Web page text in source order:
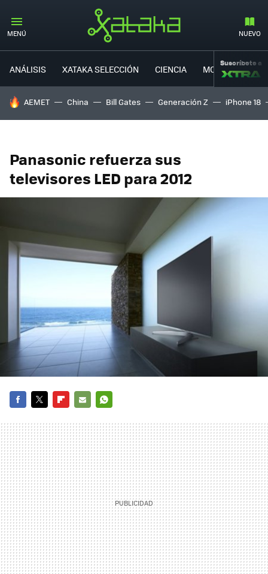
MENÚ NUEVO
ANÁLISIS XATAKA SELECCIÓN CIENCIA MOVILIDAD
Suscríbete a
HOY SE HABLA DE
AEMET China Bill Gates Generación Z iPhone 18
Panasonic refuerza sus
televisores LED para 2012
MAIL